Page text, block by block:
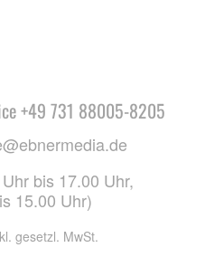
+49 731 88005-8205
bis 17.00 Uhr,
15.00 Uhr)
gesetzl. MwSt.